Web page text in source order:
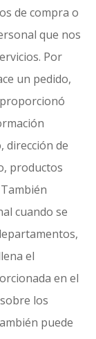
de compra o
que nos
Por
un pedido,
dirección de
productos
cuando se
el
en el
los
puede